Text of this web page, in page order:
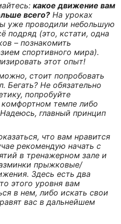
какое движение вам
всего? На уроках
уже проводили небольшую
подряд (это, кстати, одна
– познакомить
спортивного мира).
этот опыт!
стоит попробовать
Бегать? Не обязательно
попробуйте
темпе либо
главный принцип
что вам нравится
рекомендую начать с
в тренажерном зале и
прыжковые/
Здесь есть два
этого уровня вам
в нем, либо искать свои
вас в дальнейшем